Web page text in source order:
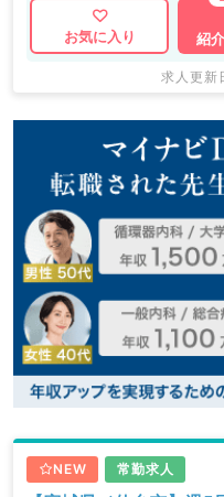
お気に入り
紹
求人更
NEW 常勤求人